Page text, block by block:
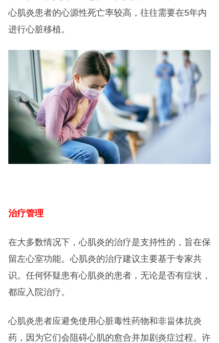
心肌炎患者的心源性死亡率较高，往往需要在5年内
进行心脏移植。
治疗管理
在大多数情况下，心肌炎的治疗是支持性的，旨在保
留左心室功能。心肌炎的治疗建议主要基于专家共
识。任何怀疑患有心肌炎的患者，无论是否有症状，
都应入院治疗。
心肌炎患者应避免使用心脏毒性药物和非甾体抗炎
药，因为它们会阻碍心肌的愈合并加剧炎症过程。许